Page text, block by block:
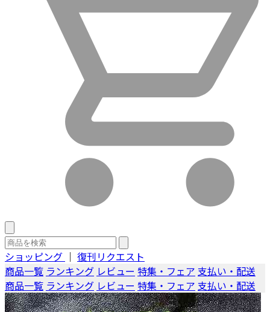
ショッピング ｜ 復刊リクエスト
商品一覧 ランキング レビュー 特集・フェア 支払い・配送
商品一覧 ランキング レビュー 特集・フェア 支払い・配送